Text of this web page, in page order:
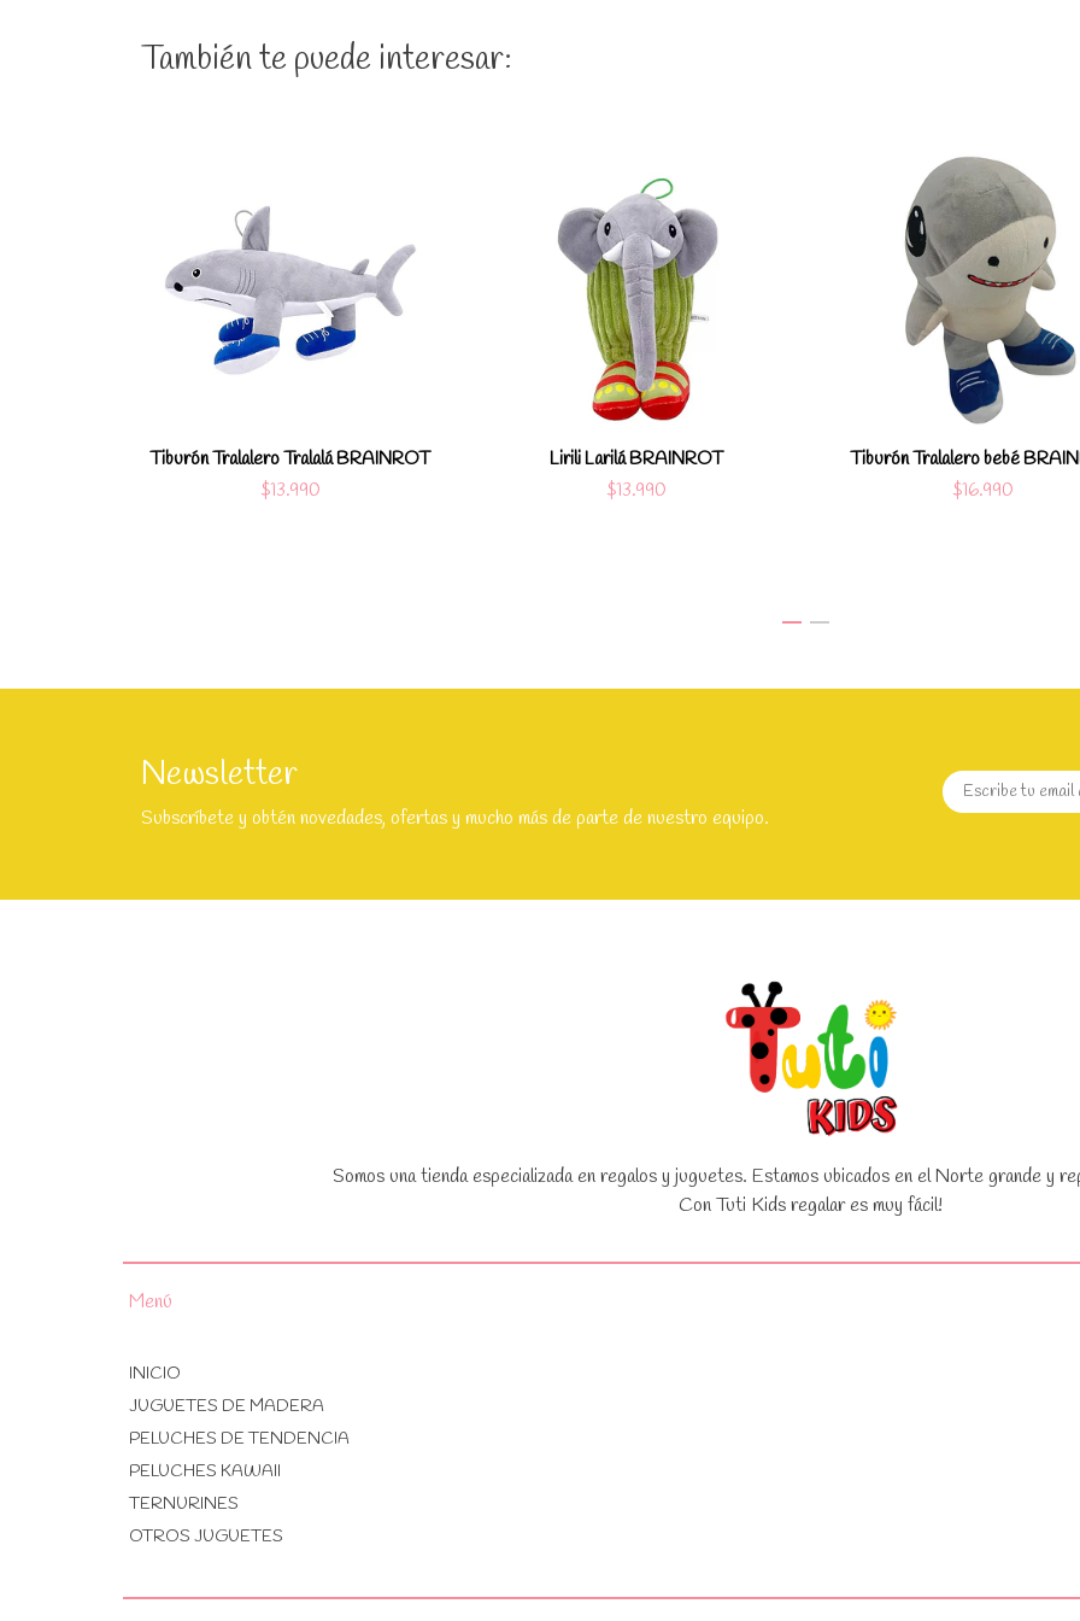
También te puede interesar:
Tiburón Tralalero Tralalá BRAINROT
$13.990
Ver detalles
Lirili Larilá BRAINROT
$13.990
Ver detalles
Tiburón Tralalero bebé
$16.990
Ver
Newsletter
Subscríbete y obtén novedades, ofertas y mucho más de parte de nuestro equipo.
Somos una tienda especializada en regalos y juguetes. Estamos ubicados en el Norte grande y
Con Tuti Kids regalar es muy fácil!
Menú
INICIO
JUGUETES DE MADERA
PELUCHES DE TENDENCIA
PELUCHES KAWAII
TERNURINES
OTROS JUGUETES